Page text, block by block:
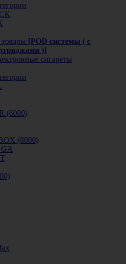
товары [POD системы ( с
)]
сигареты
(6000)
(8000)
GA